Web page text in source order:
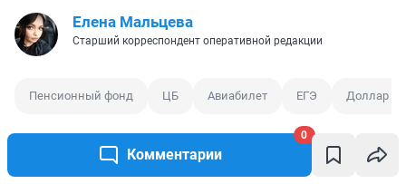
Комментарии
0
Елена Мальцева
Старший корреспондент оперативной редакции
Пенсионный фонд ЦБ Авиабилет ЕГЭ Доллар
0 0 0 0